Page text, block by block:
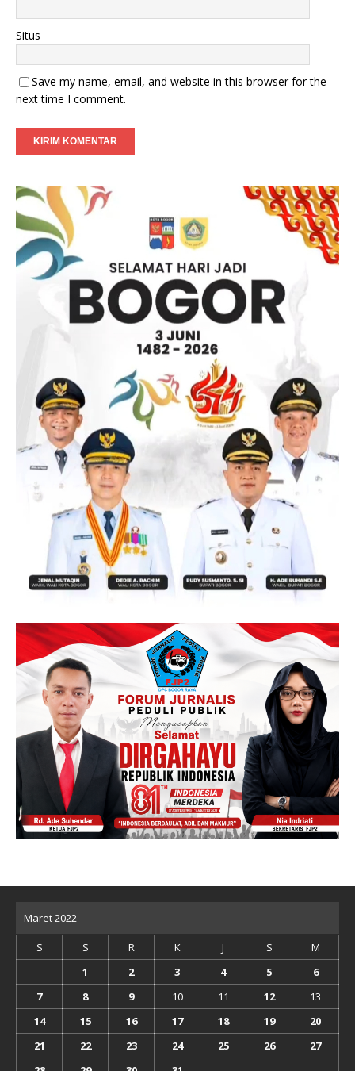
Situs
Save my name, email, and website in this browser for the
next time I comment.
Maret 2022
S S R K J S
M
1
2 3 4 5
6
7
8 9 10 11 12
13
14
15 16 17 18 19
20
21
22 23 24 25 26
27